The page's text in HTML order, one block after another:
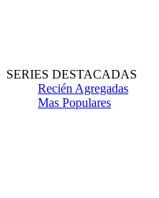
SERIES DESTACADAS
Recién Agregadas
Mas Populares